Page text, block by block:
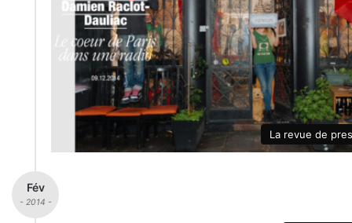
La revue de
Fév
- 2014 -